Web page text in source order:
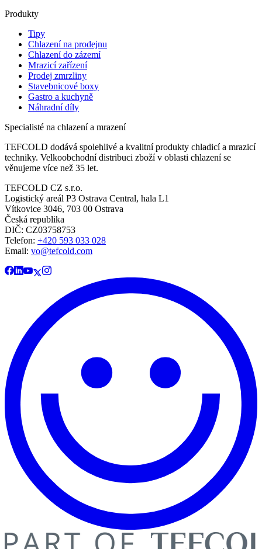
Produkty
Tipy
Chlazení na prodejnu
Chlazení do zázemí
Mrazicí zařízení
Prodej zmrzliny
Stavebnicové boxy
Gastro a kuchyně
Náhradní díly
Specialisté na chlazení a mrazení
TEFCOLD dodává spolehlivé a kvalitní produkty chladicí a mrazicí
techniky. Velkoobchodní distribuci zboží v oblasti chlazení se
věnujeme více než 35 let.
TEFCOLD CZ s.r.o.
Logistický areál P3 Ostrava Central, hala L1
Vítkovice 3046, 703 00 Ostrava
Česká republika
DIČ: CZ03758753​​​​​​
Telefon: +420 593 033 028
Email: vo@tefcold.com